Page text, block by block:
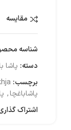
مقایسه
شناسه
دسته: پاشا
برچسب:
پاشاباغچا,
اشتراک